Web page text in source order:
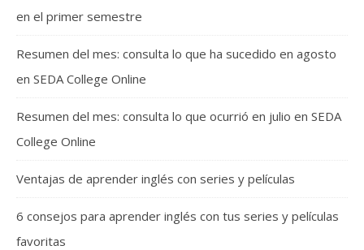
en el primer semestre
Resumen del mes: consulta lo que ha sucedido en agosto
en SEDA College Online
Resumen del mes: consulta lo que ocurrió en julio en SEDA
College Online
Ventajas de aprender inglés con series y películas
6 consejos para aprender inglés con tus series y películas
favoritas